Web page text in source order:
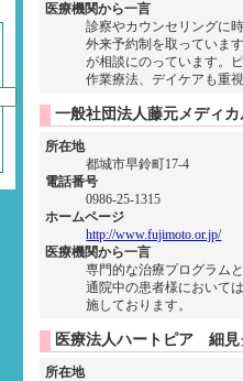
医療機関から一言
診察やカウンセリングに
外来予約制を取っていま
が相談にのっています。
作業療法、デイケアも重
一般社団法人藤元メディ
所在地
都城市早鈴町17-4
電話番号
0986-25-1315
ホームページ
http://www.fujimoto.or.jp/
医療機関から一言
専門的な治療プログラム
通院中の患者様において
施しております。
医療法人ハートピア 細見
所在地